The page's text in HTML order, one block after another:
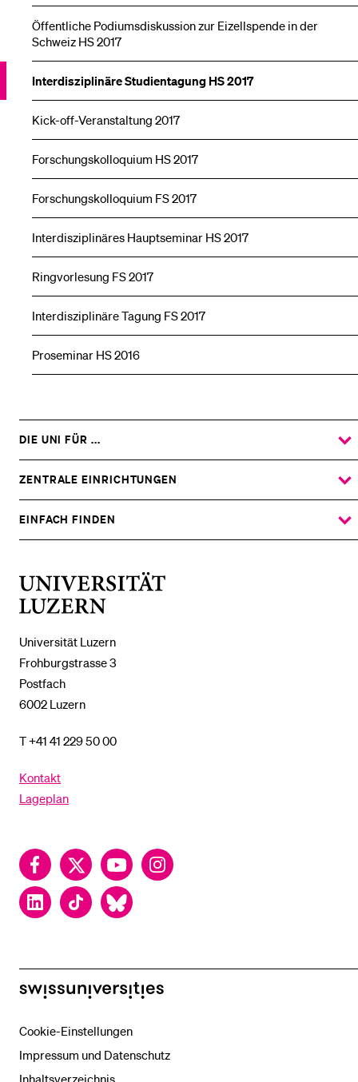
Öffentliche Podiumsdiskussion zur Eizellspende in der
Schweiz HS 2017
Interdisziplinäre Studientagung HS 2017
Kick-off-Veranstaltung 2017
Forschungskolloquium HS 2017
Forschungskolloquium FS 2017
Interdisziplinäres Hauptseminar HS 2017
Ringvorlesung FS 2017
Interdisziplinäre Tagung FS 2017
Proseminar HS 2016
Universität Luzern
Frohburgstrasse 3
Postfach
6002 Luzern
T +41 41 229 50 00
Kontakt
Lageplan
FacebookTwitter YouTubeInstagram
LinkedInTikTok Bluesky
DIE UNI FÜR ...
ZEIGE
DAS
UNTERMENÜ
ZENTRALE EINRICHTUNGEN
ZEIGE
DAS
UNTERMENÜ
EINFACH FINDEN
ZEIGE
DAS
swissuniversities
Cookie-Einstellungen
Impressum und Datenschutz
Inhaltsverzeichnis